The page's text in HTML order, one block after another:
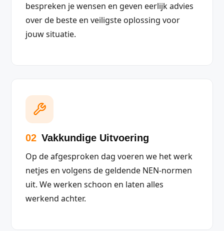
bespreken je wensen en geven eerlijk advies
over de beste en veiligste oplossing voor
jouw situatie.
02 Vakkundige Uitvoering
Op de afgesproken dag voeren we het werk
netjes en volgens de geldende NEN-normen
uit. We werken schoon en laten alles
werkend achter.